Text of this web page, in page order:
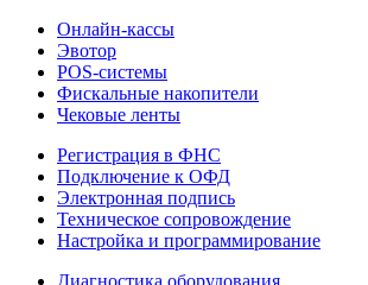
Онлайн-кассы
Эвотор
POS-системы
Фискальные накопители
Чековые ленты
Регистрация в ФНС
Подключение к ОФД
Электронная подпись
Техническое сопровождение
Настройка и программирование
Диагностика оборудования